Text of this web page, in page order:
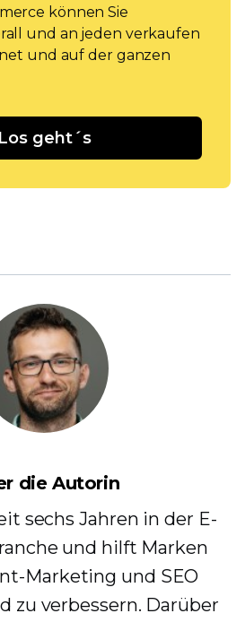
können Sie
und an jeden verkaufen
und auf der ganzen
Los geht´s
die Autorin
sechs Jahren in der E-
und hilft Marken
Marketing und SEO
zu verbessern. Darüber